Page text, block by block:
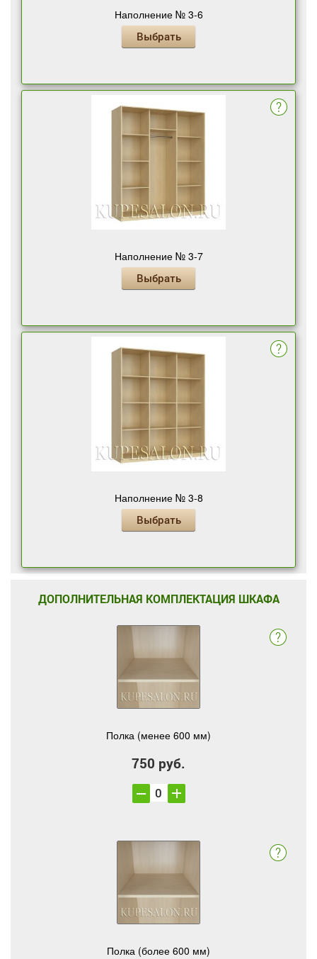
Наполнение № 3-6
Выбрать
Наполнение № 3-7
Выбрать
Наполнение № 3-8
Выбрать
ДОПОЛНИТЕЛЬНАЯ КОМПЛЕКТАЦИЯ ШКАФА
Полка (менее 600 мм)
750 руб.
Полка (более 600 мм)